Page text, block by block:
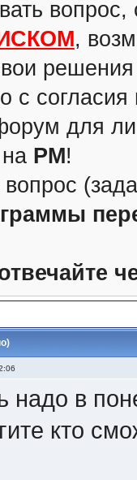
вопрос,
,
с
для
PM!
надо в
кто